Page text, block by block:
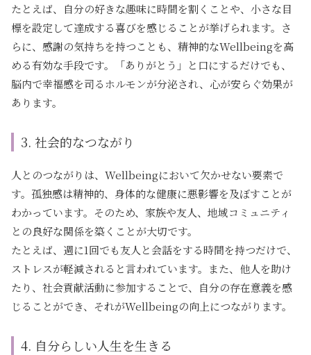
たとえば、自分の好きな趣味に時間を割くことや、小さな目
標を設定して達成する喜びを感じることが挙げられます。さ
らに、感謝の気持ちを持つことも、精神的なWellbeingを高
める有効な手段です。「ありがとう」と口にするだけでも、
脳内で幸福感を司るホルモンが分泌され、心が安らぐ効果が
あります。
3. 社会的なつながり
人とのつながりは、Wellbeingにおいて欠かせない要素で
す。孤独感は精神的、身体的な健康に悪影響を及ぼすことが
わかっています。そのため、家族や友人、地域コミュニティ
との良好な関係を築くことが大切です。
たとえば、週に1回でも友人と会話をする時間を持つだけで、
ストレスが軽減されると言われています。また、他人を助け
たり、社会貢献活動に参加することで、自分の存在意義を感
じることができ、それがWellbeingの向上につながります。
4. 自分らしい人生を生きる